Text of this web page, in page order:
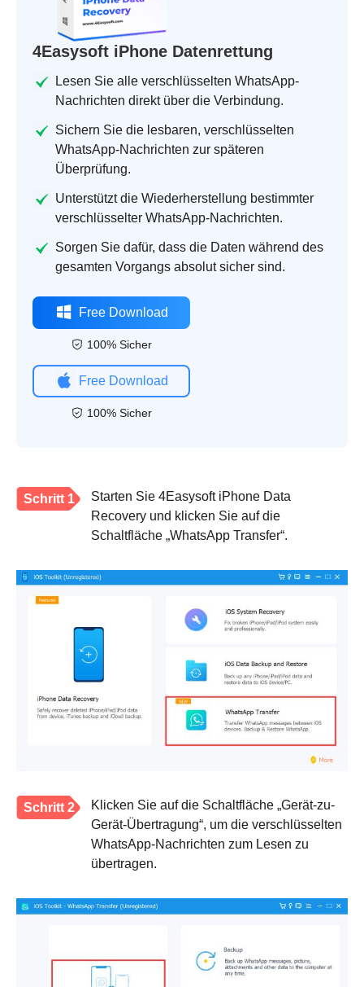
4Easysoft iPhone Datenrettung
Lesen Sie alle verschlüsselten WhatsApp-
Nachrichten direkt über die Verbindung.
Sichern Sie die lesbaren, verschlüsselten
WhatsApp-Nachrichten zur späteren
Überprüfung.
Unterstützt die Wiederherstellung bestimmter
verschlüsselter WhatsApp-Nachrichten.
Sorgen Sie dafür, dass die Daten während des
gesamten Vorgangs absolut sicher sind.
Free Download
100% Sicher
Free Download
100% Sicher
Schritt 1
Starten Sie 4Easysoft iPhone Data
Recovery und klicken Sie auf die
Schaltfläche „WhatsApp Transfer“.
Schritt 2
Klicken Sie auf die Schaltfläche „Gerät-zu-
Gerät-Übertragung“, um die verschlüsselten
WhatsApp-Nachrichten zum Lesen zu
übertragen.